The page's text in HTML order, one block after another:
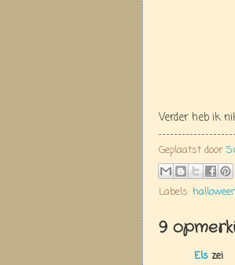
Verder heb ik
Geplaatst door
Labels:
9
Els zei